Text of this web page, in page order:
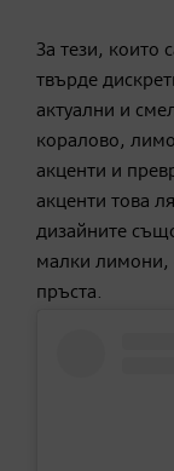
За тези, които
твърде
актуални и
коралово,
акценти и
акценти това
дизайните
малки лимони,
пръста.